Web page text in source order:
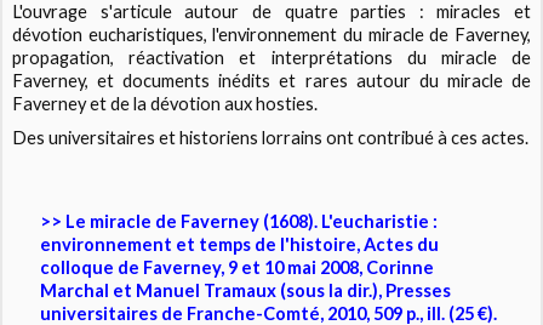
L'ouvrage s'articule autour de quatre parties : miracles et
dévotion eucharistiques, l'environnement du miracle de Faverney,
propagation, réactivation et interprétations du miracle de
Faverney, et documents inédits et rares autour du miracle de
Faverney et de la dévotion aux hosties.
Des universitaires et historiens lorrains ont contribué à ces actes.
>> Le miracle de Faverney (1608). L'eucharistie :
environnement et temps de l'histoire, Actes du
colloque de Faverney, 9 et 10 mai 2008, Corinne
Marchal et Manuel Tramaux (sous la dir.), Presses
universitaires de Franche-Comté, 2010, 509 p., ill. (25 €).